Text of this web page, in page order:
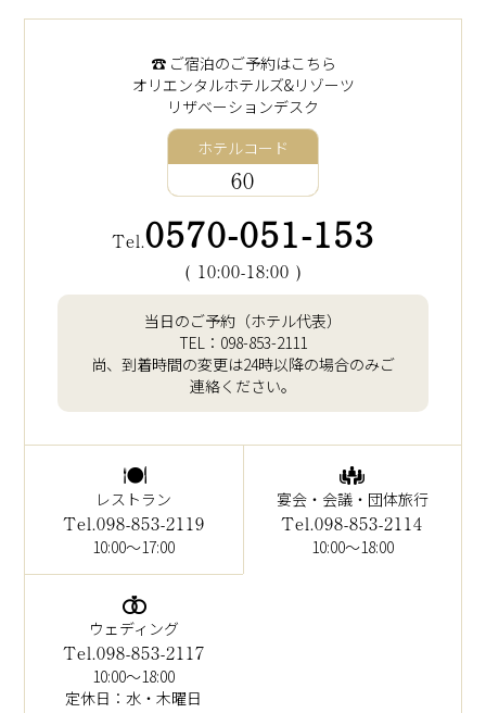
☎︎ ご宿泊のご予約はこちら
オリエンタルホテルズ&リゾーツ
リザベーションデスク
ホテルコード
60
Tel.0570-051-153
( 10:00-18:00 )
当日のご予約（ホテル代表）
TEL： 098-853-2111
尚、到着時間の変更は24時以降の場合のみご
連絡ください。
レストラン
Tel.098-853-2119
10:00～17:00
宴会・会議・団体旅行
Tel.098-853-2114
10:00～18:00
ウェディング
Tel.098-853-2117
10:00～18:00
定休日：水・木曜日